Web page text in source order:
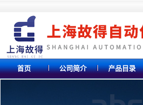
首页 公司简介 产品目录